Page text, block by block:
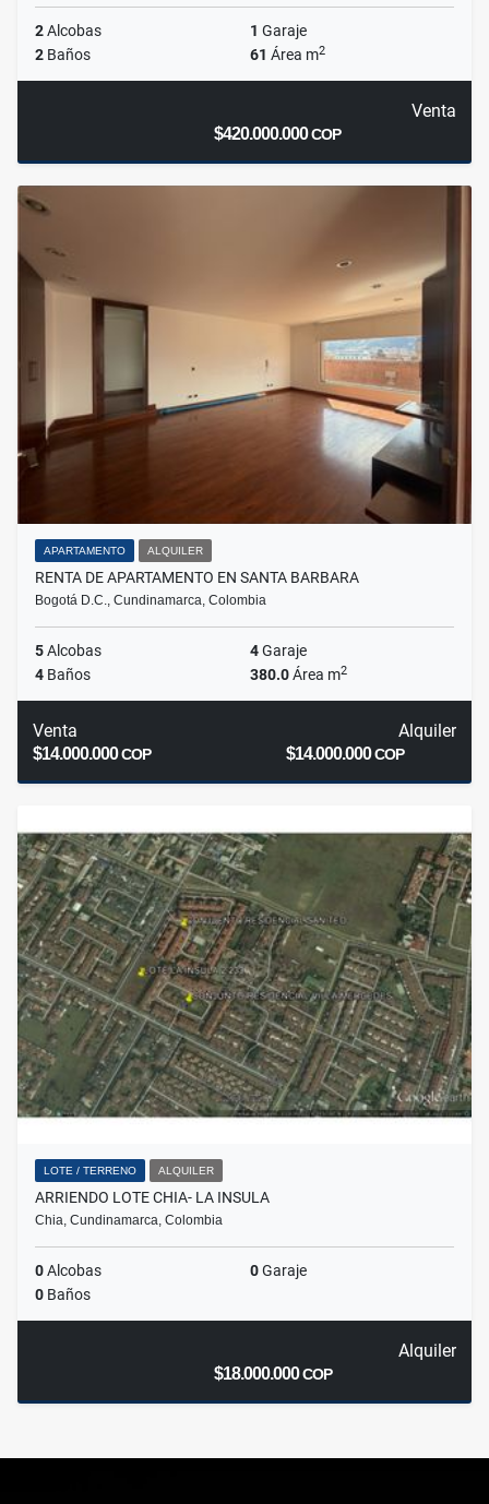
2Alcobas 1 Garaje
2 Baños 61 Área m2
Venta
$420.000.000COP
APARTAMENTO ALQUILER
RENTA DE APARTAMENTO EN SANTA BARBARA
Bogotá D.C., Cundinamarca, Colombia
5Alcobas 4Garaje
4 Baños 380.0Área m2
Venta
$14.000.000COP
Alquiler
$14.000.000COP
LOTE / TERRENO ALQUILER
ARRIENDO LOTE CHIA- LA INSULA
Chia, Cundinamarca, Colombia
0Alcobas 0Garaje
0 Baños
Alquiler
$18.000.000COP